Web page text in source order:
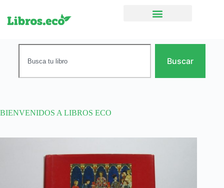
Buscar
BIENVENIDOS A LIBROS ECO